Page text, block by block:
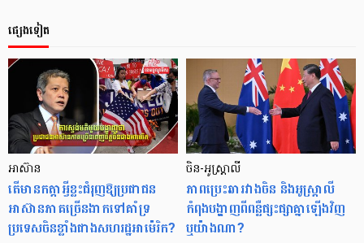
ផ្សេងទៀត
អាស៊ាន
តើមានកត្តាអ្វីខ្លះជំរុញឱ្យប្រជាជន
អាស៊ានភាគច្រើនងាកទៅគាំទ្រ
ប្រទេសចិនខ្លាំងជាងសហរដ្ឋអាម៉េរិក?
ចិន-អូស្រ្តាលី
ភាពប្រេះឆារវាងចិន និងអូស្រ្តាលី
កំពុងបង្ហាញពីពន្លឺផ្សះផ្សាគ្នាឡើងវិញ
ឬយ៉ាងណា?